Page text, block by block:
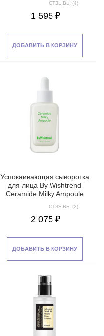
ОТЗЫВЫ (4)
1 595 ₽
ДОБАВИТЬ В КОРЗИНУ
Успокаивающая сыворотка
для лица By Wishtrend
Ceramide Milky Ampoule
ОТЗЫВЫ (2)
2 075 ₽
ДОБАВИТЬ В КОРЗИНУ